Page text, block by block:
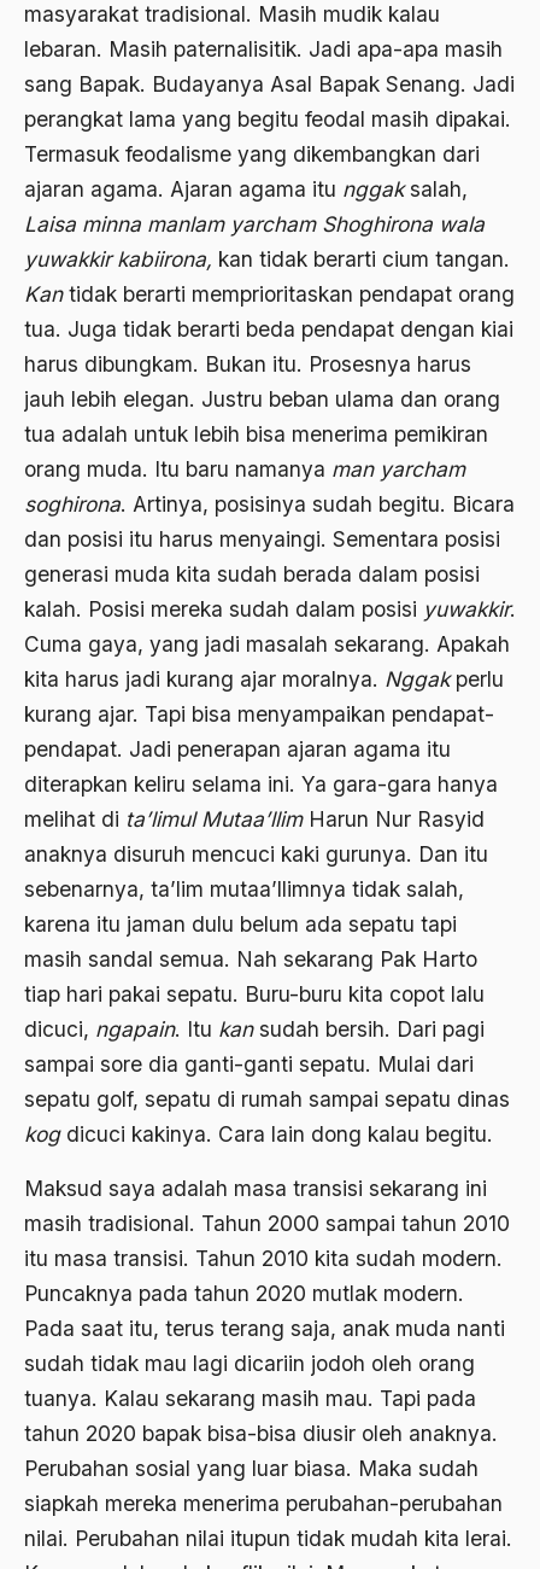
masyarakat tradisional. Masih mudik kalau
lebaran. Masih paternalisitik. Jadi apa-apa masih
sang Bapak. Budayanya Asal Bapak Senang. Jadi
perangkat lama yang begitu feodal masih dipakai.
Termasuk feodalisme yang dikembangkan dari
ajaran agama. Ajaran agama itu nggaksalah,
Laisa minna manlam yarcham Shoghirona wala
yuwakkir kabiirona, kan tidak berarti cium tangan.
Kantidak berarti memprioritaskan pendapat orang
tua. Juga tidak berarti beda pendapat dengan kiai
harus dibungkam. Bukan itu. Prosesnya harus
jauh lebih elegan. Justru beban ulama dan orang
tua adalah untuk lebih bisa menerima pemikiran
orang muda. Itu baru namanya man yarcham
soghirona. Artinya, posisinya sudah begitu. Bicara
dan posisi itu harus menyaingi. Sementara posisi
generasi muda kita sudah berada dalam posisi
kalah. Posisi mereka sudah dalam posisi yuwakkir.
Cuma gaya, yang jadi masalah sekarang. Apakah
kita harus jadi kurang ajar moralnya. Nggakperlu
kurang ajar. Tapi bisa menyampaikan pendapat-
pendapat. Jadi penerapan ajaran agama itu
diterapkan keliru selama ini. Ya gara-gara hanya
melihat di ta’limul Mutaa’llim Harun Nur Rasyid
anaknya disuruh mencuci kaki gurunya. Dan itu
sebenarnya, ta’lim mutaa’llimnya tidak salah,
karena itu jaman dulu belum ada sepatu tapi
masih sandal semua. Nah sekarang Pak Harto
tiap hari pakai sepatu. Buru-buru kita copot lalu
dicuci, ngapain. Itu kansudah bersih. Dari pagi
sampai sore dia ganti-ganti sepatu. Mulai dari
sepatu golf, sepatu di rumah sampai sepatu dinas
kogdicuci kakinya. Cara lain dong kalau begitu.
Maksud saya adalah masa transisi sekarang ini
masih tradisional. Tahun 2000 sampai tahun 2010
itu masa transisi. Tahun 2010 kita sudah modern.
Puncaknya pada tahun 2020 mutlak modern.
Pada saat itu, terus terang saja, anak muda nanti
sudah tidak mau lagi dicariin jodoh oleh orang
tuanya. Kalau sekarang masih mau. Tapi pada
tahun 2020 bapak bisa-bisa diusir oleh anaknya.
Perubahan sosial yang luar biasa. Maka sudah
siapkah mereka menerima perubahan-perubahan
nilai. Perubahan nilai itupun tidak mudah kita lerai.
budaya daerah
Budaya dan Pendidikan
Budaya Indonesia
budaya jawa
Budaya Kaum Santri
Budaya Keraton
Budaya Lama
Budaya Pesantren
Budaya Politik
Budaya Usaha
Budd Schulberg
buddha
Budu dan Rasa
Bugis
Buku "1492"
Buku P4
Buku Primadosa
Bulgaria
BUMN
Bung Hatta
Bung karno
burdah
Burhanudin
Burung-Burung Manyar
Buya Hamka
caleg
Caligula
Calon presiden
Capres